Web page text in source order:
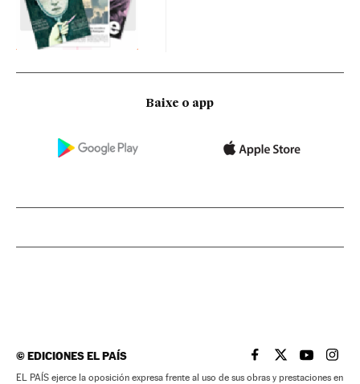
Baixe o app
©EDICIONES EL PAÍS EL PAÍS BRASIL EN
EL PAÍSEL PAÍS
EL
EL PAÍS ejerce la oposición expresa frente al uso de sus obras y prestaciones en